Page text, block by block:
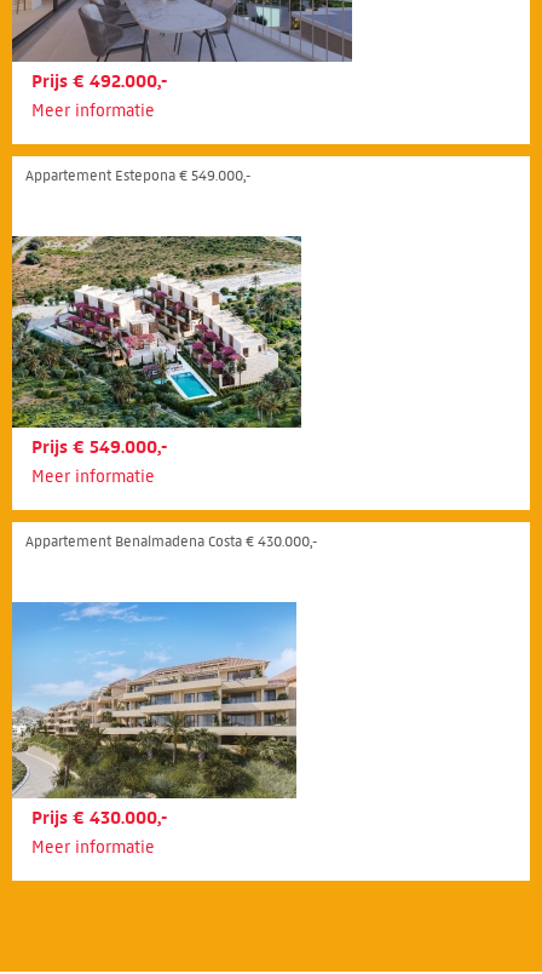
Prijs € 492.000,-
Meer informatie
Appartement Estepona € 549.000,-
Prijs € 549.000,-
Meer informatie
Appartement Benalmadena Costa € 430.000,-
Prijs € 430.000,-
Meer informatie